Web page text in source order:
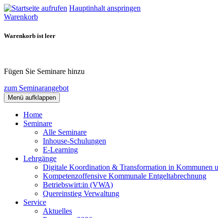
Hauptinhalt anspringen
Warenkorb
Warenkorb ist leer
Fügen Sie Seminare hinzu
zum Seminarangebot
Menü aufklappen
Home
Seminare
Alle Seminare
Inhouse-Schulungen
E-Learning
Lehrgänge
Digitale Koordination & Transformation in Kommunen
Kompetenzoffensive Kommunale Entgeltabrechnung
Betriebswirt:in (VWA)
Quereinstieg Verwaltung
Service
Aktuelles